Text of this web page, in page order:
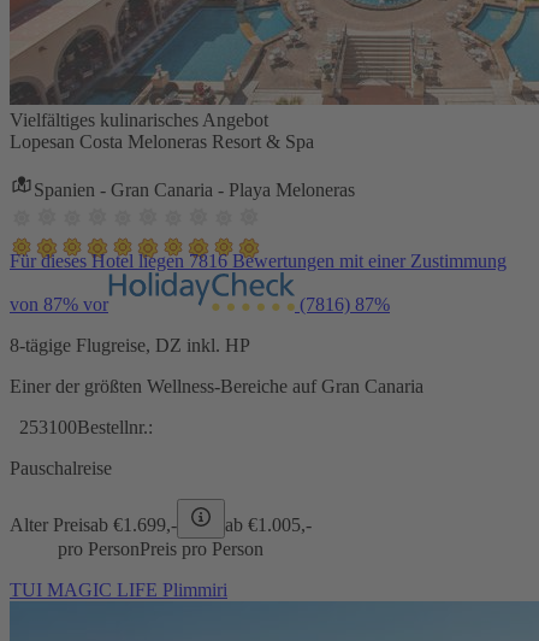
Vielfältiges kulinarisches Angebot
Lopesan Costa Meloneras Resort & Spa
Spanien - Gran Canaria - Playa Meloneras
Für dieses Hotel liegen 7816 Bewertungen mit einer Zustimmung
von 87% vor (7816) 87%
8-tägige Flugreise, DZ inkl. HP
Einer der größten Wellness-Bereiche auf Gran Canaria
253100Bestellnr.:
Pauschalreise
Alter Preisab €1.699,- ab €1.005,-
pro PersonPreis pro Person
TUI MAGIC LIFE Plimmiri